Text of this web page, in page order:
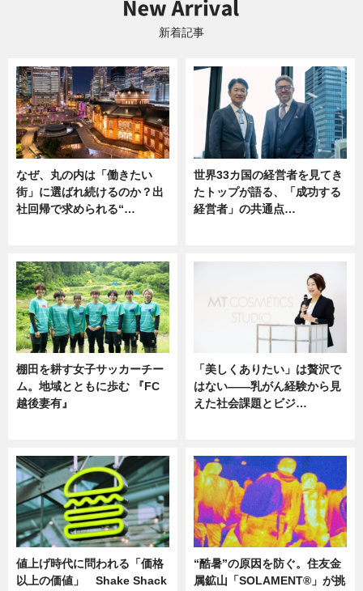
新着記事
なぜ、丸の内は「働きたい
街」に選ばれ続けるのか？出
社回帰で求められる“…
世界33カ国の経営者を見てき
たトップが語る、「成功する
経営者」の共通点…
棚田を耕す女子サッカーチー
ム。地域とともに歩む 『FC
越後妻有』
「美しくありたい」は贅沢で
はない――乳がん経験から見
えた社会課題とビジ…
値上げ時代に問われる「価格
以上の価値」 Shake Shack
“酷暑”の原因を防ぐ。住友金
属鉱山「SOLAMENT®」が挑